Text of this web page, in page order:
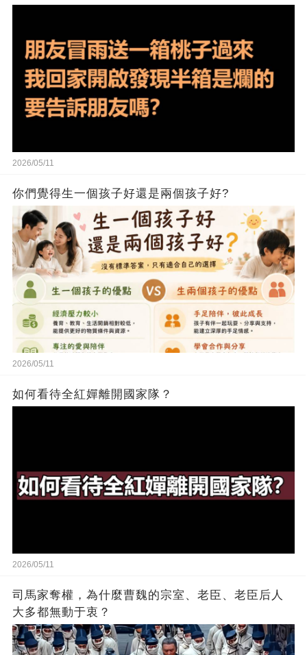
2026/05/11
你們覺得生一個孩子好還是兩個孩子好?
2026/05/11
如何看待全紅嬋離開國家隊？
2026/05/11
司馬家奪權，為什麼曹魏的宗室、老臣、老臣后人
大多都無動于衷？